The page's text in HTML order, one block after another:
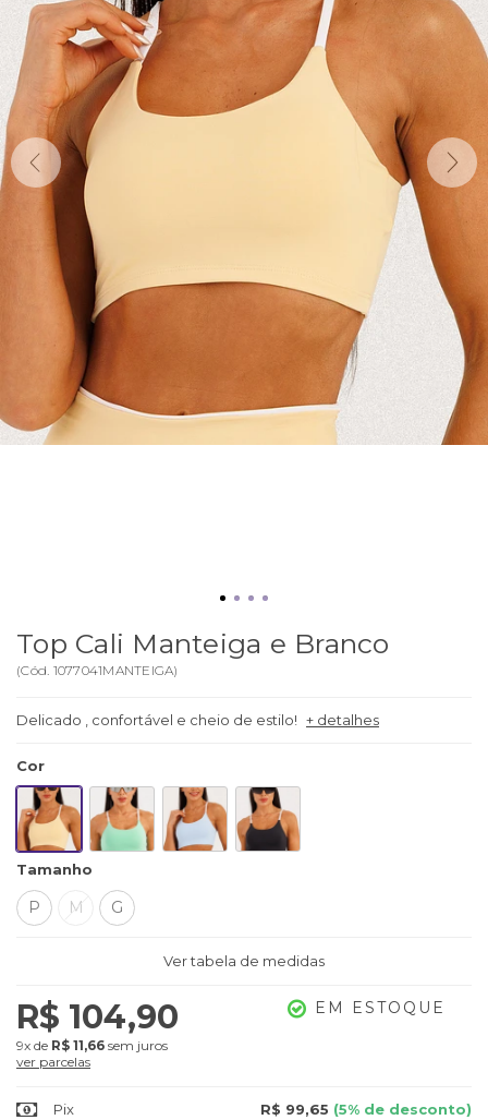
Top Cali Manteiga e Branco
(Cód. 1077041MANTEIGA)
Delicado , confortável e cheio de estilo! + detalhes
Cor
Tamanho
P M G
Ver tabela de medidas
R$ 104,90
9x de R$ 11,66 sem juros
ver parcelas
EM ESTOQUE
Pix R$ 99,65 (5% de desconto)